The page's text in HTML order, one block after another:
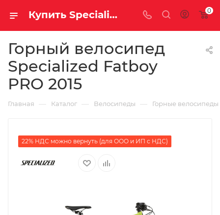
Купить Specialized Fatboy PRO 2015 за рублей, а со скидкой 0
Горный велосипед
Specialized Fatboy
PRO 2015
Главная — Каталог — Велосипеды — Горные велосипеды
22% НДС можно вернуть (для ООО и ИП с НДС)